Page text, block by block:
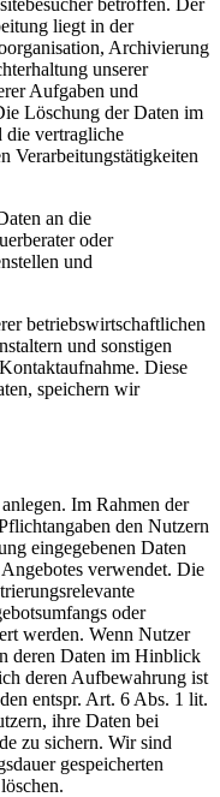
betroffen. Der
liegt in der
Archivierung
unserer
Aufgaben und
Löschung der Daten im
vertragliche
Verarbeitungstätigkeiten
an die
oder
und
betriebswirtschaftlichen
und sonstigen
Diese
speichern wir
Im Rahmen der
den Nutzern
eingegebenen Daten
verwendet. Die
oder
werden. Wenn Nutzer
deren Daten im Hinblick
deren Aufbewahrung ist
entspr. Art. 6 Abs. 1 lit.
ihre Daten bei
zu sichern. Wir sind
gespeicherten